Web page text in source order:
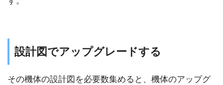
設計図でアップグレードする
その機体の設計図を必要数集めると、機体のアップグ